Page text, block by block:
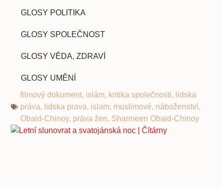
GLOSY POLITIKA
GLOSY SPOLEČNOST
GLOSY VĚDA, ZDRAVÍ
GLOSY UMĚNÍ
filmový dokument, islám, kritika společnosti, lidska
práva, lidska prava. islam, muslimové, náboženství,
Obaid-Chinoy, práva žen, Sharmeen Obaid-Chinoy